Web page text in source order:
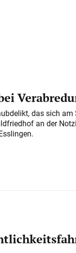
das sich
an der